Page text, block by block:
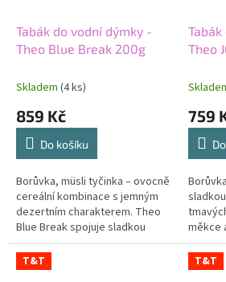
Tabák do vodní dýmky -
Theo Blue Break 200g
Skladem (4 ks)
859 Kč
Do košíku
Borůvka, müsli tyčinka – ovocně
cereální kombinace s jemným
dezertním charakterem. Theo
Blue Break spojuje sladkou
borůvku s chutí zapečených
obilovin. Bobulové ovoce
dodává...
Theo
759
měkce
T&T T&T